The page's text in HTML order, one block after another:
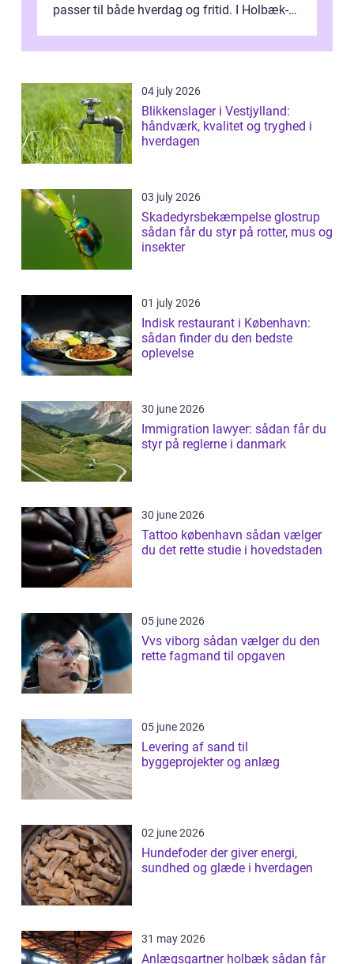
passer til både hverdag og fritid. I Holbæk-
ønsker mere...
04 july 2026
Blikkenslager i Vestjylland:
håndværk, kvalitet og tryghed i
hverdagen
03 july 2026
Skadedyrsbekæmpelse glostrup
sådan får du styr på rotter, mus og
insekter
01 july 2026
Indisk restaurant i København:
sådan finder du den bedste
oplevelse
30 june 2026
Immigration lawyer: sådan får du
styr på reglerne i danmark
30 june 2026
Tattoo københavn sådan vælger
du det rette studie i hovedstaden
05 june 2026
Vvs viborg sådan vælger du den
rette fagmand til opgaven
05 june 2026
Levering af sand til
byggeprojekter og anlæg
02 june 2026
Hundefoder der giver energi,
sundhed og glæde i hverdagen
31 may 2026
Anlægsgartner holbæk sådan får